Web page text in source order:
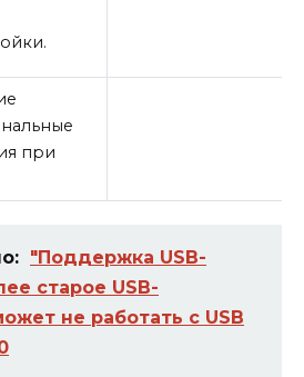
при
"Поддержка USB-
старое USB-
не работать с USB